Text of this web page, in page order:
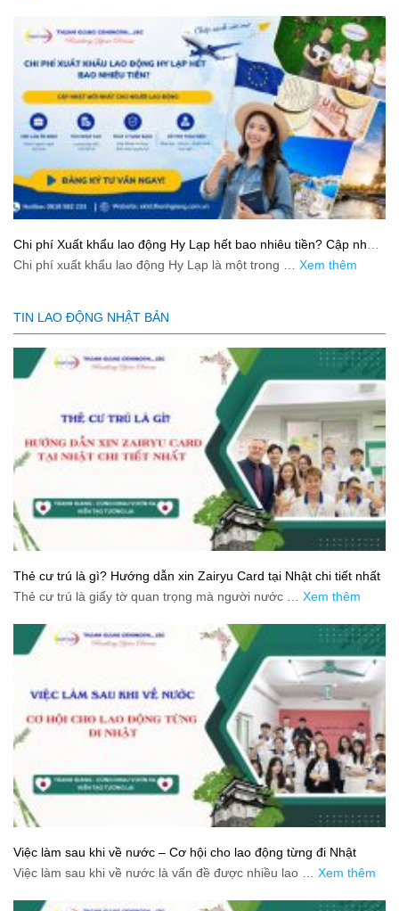
Chi phí Xuất khẩu lao động Hy Lạp hết bao nhiêu tiền? Cập nhật
mới nhất 2026
Chi phí xuất khẩu lao động Hy Lạp là một trong … Xem thêm
TIN LAO ĐỘNG NHẬT BẢN
Thẻ cư trú là gì? Hướng dẫn xin Zairyu Card tại Nhật chi tiết nhất
Thẻ cư trú là giấy tờ quan trọng mà người nước … Xem thêm
Việc làm sau khi về nước – Cơ hội cho lao động từng đi Nhật
Việc làm sau khi về nước là vấn đề được nhiều lao … Xem thêm